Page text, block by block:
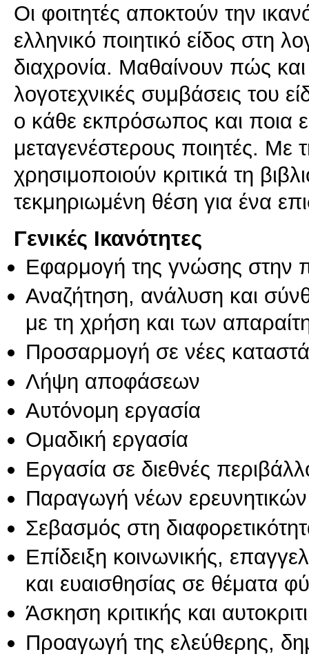
Οι φοιτητές αποκτούν την
ελληνικό ποιητικό είδος στη
διαχρονία. Μαθαίνουν πώς
λογοτεχνικές συμβάσεις του
ο κάθε εκπρόσωπος και ποια
μεταγενέστερους ποιητές. Με
χρησιμοποιούν κριτικά τη
τεκμηριωμένη θέση για ένα
Γενικές Ικανότητες
Εφαρμογή της γνώσης στην
Αναζήτηση, ανάλυση και
με τη χρήση και των
Προσαρμογή σε νέες
Λήψη αποφάσεων
Αυτόνομη εργασία
Ομαδική εργασία
Εργασία σε διεθνές
Παραγωγή νέων
Σεβασμός στη
Επίδειξη κοινωνικής,
και ευαισθησίας σε θέματα
Άσκηση κριτικής και
Προαγωγή της ελεύθερης,